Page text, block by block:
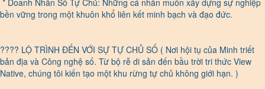
bền vững trong một khuôn khổ liên kết minh bạch và đạo đức.
???? LỘ TRÌNH ĐẾN VỚI SỰ TỰ CHỦ SỐ ( Nơi hội tụ của Minh triết
bản địa và Công nghệ số. Từ bộ rễ di sản đến bầu trời tri thức View
Native, chúng tôi kiến tạo một khu rừng tự chủ không giới hạn. )